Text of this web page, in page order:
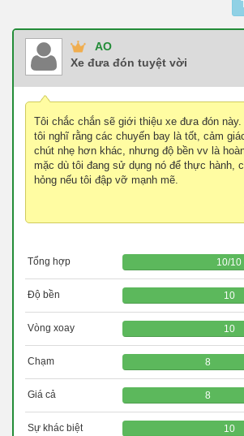
AO
Xe đưa đón tuyệt vời
Tôi chắc chắn sẽ giới thiệu xe đưa đón
tôi nghĩ rằng các chuyến bay là tốt, cảm
chút nhẹ hơn khác, nhưng độ bền vv là
mặc dù tôi đang sử dụng nó để thực hành,
hỏng nếu tôi đập vỡ mạnh mẽ.
Tổng hợp 10/10
Độ bền 10
Vòng xoay 10
Chạm 8
Giá cả 8
Sự khác biệt 10